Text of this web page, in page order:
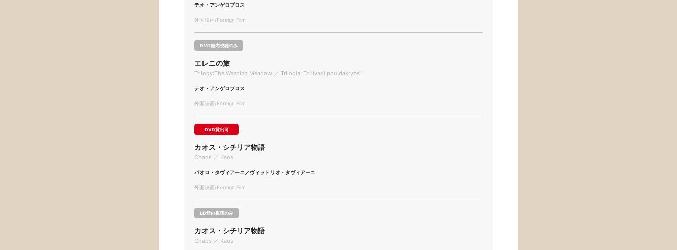
テオ・アンゲロプロス
外国映画/Foreign Film
DVD館内視聴のみ
エレニの旅
Trilogy:The Weeping Meadow ／ Trilogia: To livadi pou dakryzei
テオ・アンゲロプロス
外国映画/Foreign Film
DVD貸出可
カオス・シチリア物語
Chaos ／ Kaos
パオロ・タヴィアーニ／ヴィットリオ・タヴィアーニ
外国映画/Foreign Film
LD館内視聴のみ
カオス・シチリア物語
Chaos ／ Kaos